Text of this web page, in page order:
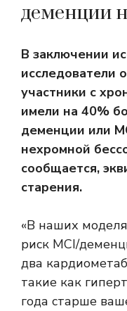
деменции
В заключении
исследователи
участники с
имели на 40%
деменции или
нехромной
сообщается,
старения.
«В наших
риск MCI/
два
такие как
года старше